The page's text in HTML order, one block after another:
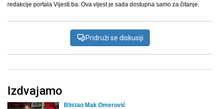
redakcije portala Vijesti.ba. Ova vijest je sada dostupna samo za čitanje.
Pridruži se diskusiji
Izdvajamo
Blistao Mak Omerović